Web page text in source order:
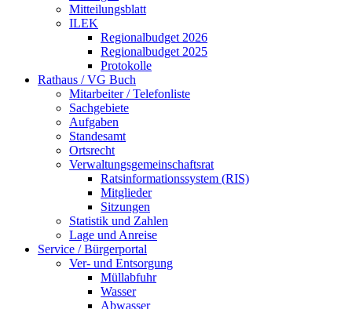
Mitteilungsblatt
ILEK
Regionalbudget 2026
Regionalbudget 2025
Protokolle
Rathaus / VG Buch
Mitarbeiter / Telefonliste
Sachgebiete
Aufgaben
Standesamt
Ortsrecht
Verwaltungsgemeinschaftsrat
Ratsinformationssystem (RIS)
Mitglieder
Sitzungen
Statistik und Zahlen
Lage und Anreise
Service / Bürgerportal
Ver- und Entsorgung
Müllabfuhr
Wasser
Abwasser